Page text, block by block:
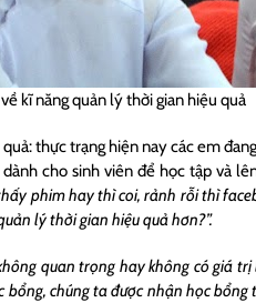
kĩ năng quản lý thời gian hiệu quả
thực trạng hiện nay các em
cho sinh viên để học tập và
phim hay thì coi, rảnh rỗi thì
lý thời gian hiệu quả hơn?”.
quan trọng hay không có giá
bổng, chúng ta được nhận học